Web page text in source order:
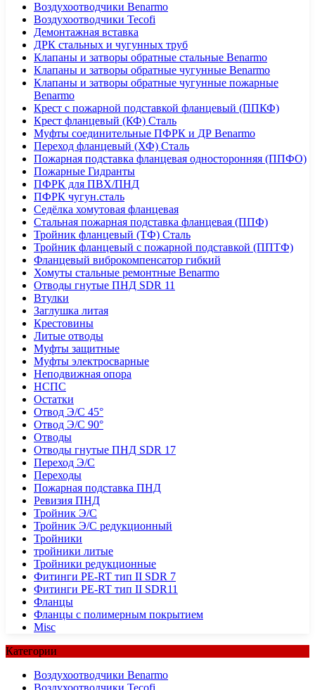
Воздухоотводчики Benarmo
Воздухоотводчики Tecofi
Демонтажная вставка
ДРК стальных и чугунных труб
Клапаны и затворы обратные стальные Benarmo
Клапаны и затворы обратные чугунные Benarmo
Клапаны и затворы обратные чугунные пожарные
Benarmo
Крест с пожарной подставкой фланцевый (ППКФ)
Крест фланцевый (КФ) Сталь
Муфты соединительные ПФРК и ДР Benarmo
Переход фланцевый (ХФ) Сталь
Пожарная подставка фланцевая односторонняя (ППФО)
Пожарные Гидранты
ПФРК для ПВХ/ПНД
ПФРК чугун.сталь
Седёлка хомутовая фланцевая
Стальная пожарная подставка фланцевая (ППФ)
Тройник фланцевый (ТФ) Сталь
Тройник фланцевый с пожарной подставкой (ППТФ)
Фланцевый виброкомпенсатор гибкий
Хомуты стальные ремонтные Benarmo
Отводы гнутые ПНД SDR 11
Втулки
Заглушка литая
Крестовины
Литые отводы
Муфты защитные
Муфты электросварные
Неподвижная опора
НСПС
Остатки
Отвод Э/С 45°
Отвод Э/С 90°
Отводы
Отводы гнутые ПНД SDR 17
Переход Э/С
Переходы
Пожарная подставка ПНД
Ревизия ПНД
Тройник Э/С
Тройник Э/С редукционный
Тройники
тройники литые
Тройники редукционные
Фитинги PE-RT тип II SDR 7
Фитинги PE-RT тип II SDR11
Фланцы
Фланцы с полимерным покрытием
Misc
Категории
Воздухоотводчики Benarmo
Воздухоотводчики Tecofi